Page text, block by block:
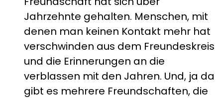
Jahrzehnte gehalten. Menschen, mit
denen man keinen Kontakt mehr hat
verschwinden aus dem Freundeskreis
und die Erinnerungen an die
verblassen mit den Jahren. Und, ja da
gibt es mehrere Freundschaften, die